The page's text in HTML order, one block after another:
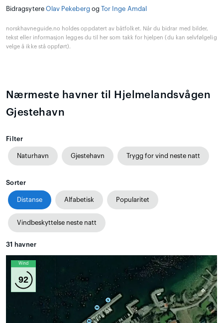
Bidragsytere Olav Pekeberg og Tor Inge Amdal
norskhavneguide.no holdes oppdatert av båtfolket. Når du bidrar med bilder,
tekst eller informasjon legges du til her som takk for hjelpen (du kan selvfølgelig
velge å ikke stå oppført).
Nærmeste havner til Hjelmelandsvågen
Gjestehavn
Filter
Naturhavn Gjestehavn Trygg for vind neste natt
Sorter
Distanse Alfabetisk Popularitet
Vindbeskyttelse neste natt
31 havner
Wind
92